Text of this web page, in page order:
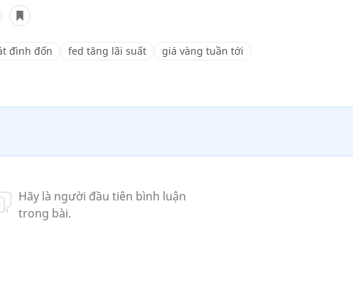
đình đốn fed tăng lãi suất giá vàng tuần tới